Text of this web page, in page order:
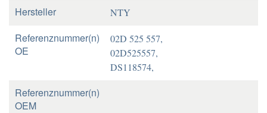
Hersteller NTY
Referenznummer(n)
OE
02D 525 557,
02D525557,
DS118574,
Referenznummer(n)
OEM